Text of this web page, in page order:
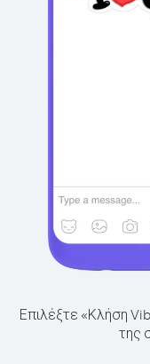
Επιλέξτε «Κλήση
της